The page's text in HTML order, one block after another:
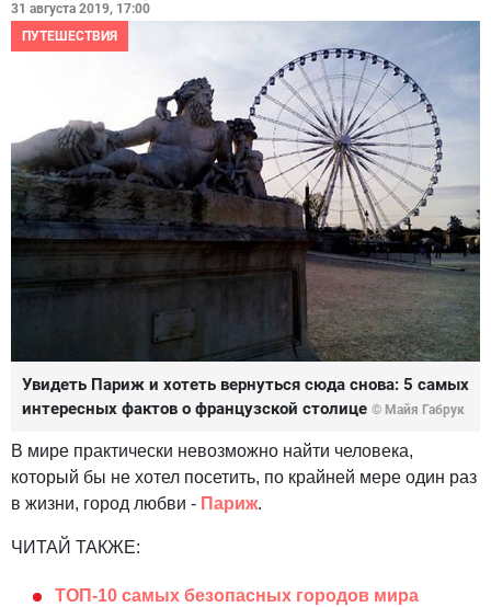
31 августа 2019, 17:00
ПУТЕШЕСТВИЯ
Увидеть Париж и хотеть вернуться сюда снова: 5 самых
интересных фактов о французской столице © Майя Габрук
В мире практически невозможно найти человека,
который бы не хотел посетить, по крайней мере один раз
в жизни, город любви - Париж.
ЧИТАЙ ТАКЖЕ:
ТОП-10 самых безопасных городов мира